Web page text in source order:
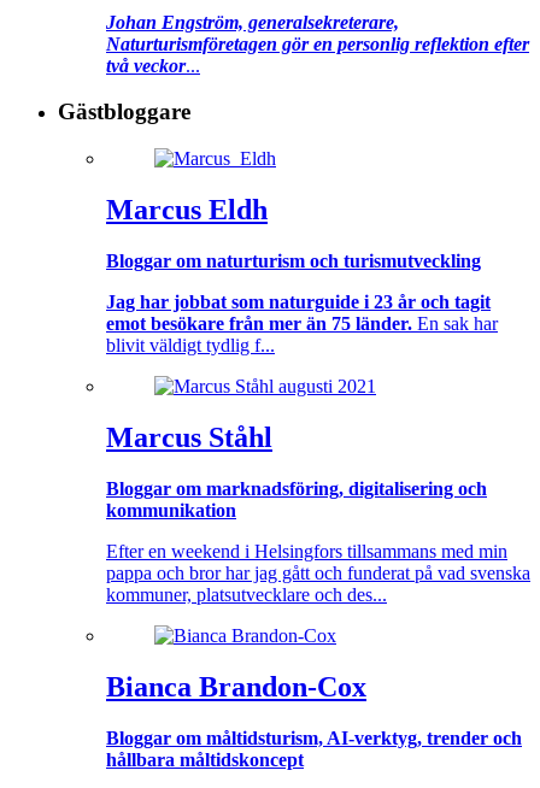
Johan Engström, generalsekreterare,
Naturturismföretagen gör en personlig reflektion efter
två veckor...
Gästbloggare
Marcus Eldh
Bloggar om naturturism och turismutveckling
Jag har jobbat som naturguide i 23 år och tagit
emot besökare från mer än 75 länder. En sak har
blivit väldigt tydlig f...
Marcus Ståhl
Bloggar om marknadsföring, digitalisering och
kommunikation
Efter en weekend i Helsingfors tillsammans med min
pappa och bror har jag gått och funderat på vad svenska
kommuner, platsutvecklare och des...
Bianca Brandon-Cox
Bloggar om måltidsturism, AI-verktyg, trender och
hållbara måltidskoncept